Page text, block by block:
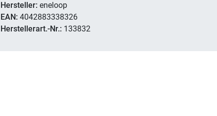
Hersteller: eneloop
EAN: 4042883338326
Herstellerart.-Nr.: 133832